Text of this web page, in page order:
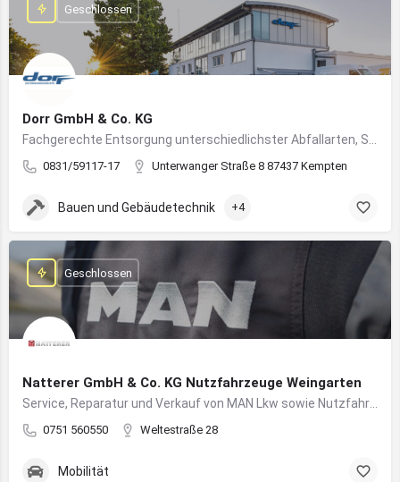
Dorr GmbH & Co. KG
0831/59117-17 Unterwanger Straße 8 87437 Kempten
Geschlossen
Bauen und Gebäudetechnik +4
Natterer GmbH & Co. KG Nutzfahrzeuge Weingarten
0751 560550 Weltestraße 28
Geschlossen
Mobilität